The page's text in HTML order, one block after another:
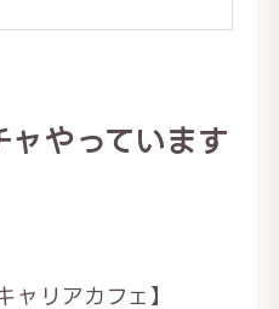
やっています
ャリアカフェ】